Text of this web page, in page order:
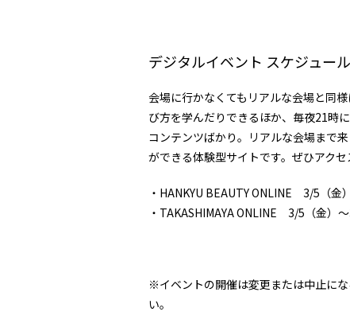
デジタルイベント スケジュール
会場に行かなくてもリアルな会場と同
び方を学んだりできるほか、毎夜21時
コンテンツばかり。リアルな会場まで
ができる体験型サイトです。ぜひアクセ
・HANKYU BEAUTY ONLINE 3/5（金
・TAKASHIMAYA ONLINE 3/5（金）～
※イベントの開催は変更または中止に
い。